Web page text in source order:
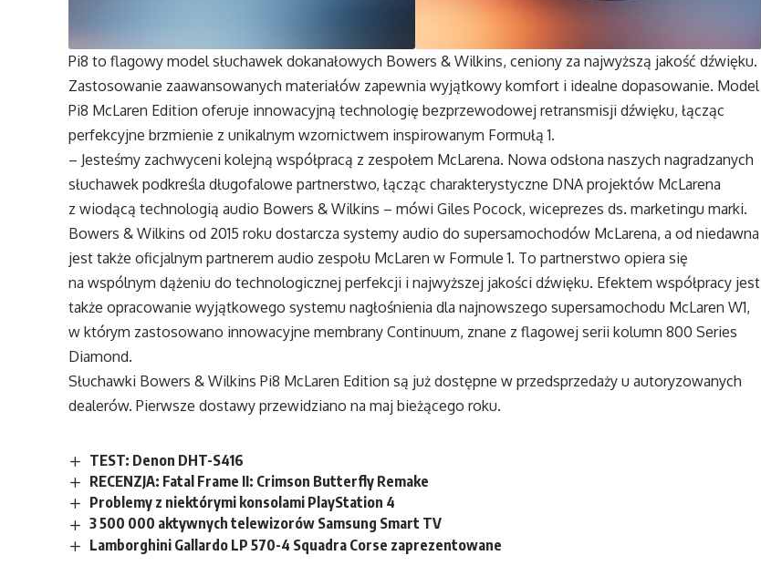
Pi8 to flagowy model słuchawek dokanałowych Bowers & Wilkins, ceniony za najwyższą jakość dźwięku.
Zastosowanie zaawansowanych materiałów zapewnia wyjątkowy komfort i idealne dopasowanie. Model
Pi8 McLaren Edition oferuje innowacyjną technologię bezprzewodowej retransmisji dźwięku, łącząc
perfekcyjne brzmienie z unikalnym wzornictwem inspirowanym Formułą 1.
– Jesteśmy zachwyceni kolejną współpracą z zespołem McLarena. Nowa odsłona naszych nagradzanych
słuchawek podkreśla długofalowe partnerstwo, łącząc charakterystyczne DNA projektów McLarena
z wiodącą technologią audio Bowers & Wilkins – mówi Giles Pocock, wiceprezes ds. marketingu marki.
Bowers & Wilkins od 2015 roku dostarcza systemy audio do supersamochodów McLarena, a od niedawna
jest także oficjalnym partnerem audio zespołu McLaren w Formule 1. To partnerstwo opiera się
na wspólnym dążeniu do technologicznej perfekcji i najwyższej jakości dźwięku. Efektem współpracy jest
także opracowanie wyjątkowego systemu nagłośnienia dla najnowszego supersamochodu McLaren W1,
w którym zastosowano innowacyjne membrany Continuum, znane z flagowej serii kolumn 800 Series
Diamond.
Słuchawki Bowers & Wilkins Pi8 McLaren Edition są już dostępne w przedsprzedaży u autoryzowanych
dealerów. Pierwsze dostawy przewidziano na maj bieżącego roku.
TEST: Denon DHT-S416
RECENZJA: Fatal Frame II: Crimson Butterfly Remake
Problemy z niektórymi konsolami PlayStation 4
3 500 000 aktywnych telewizorów Samsung Smart TV
Lamborghini Gallardo LP 570-4 Squadra Corse zaprezentowane